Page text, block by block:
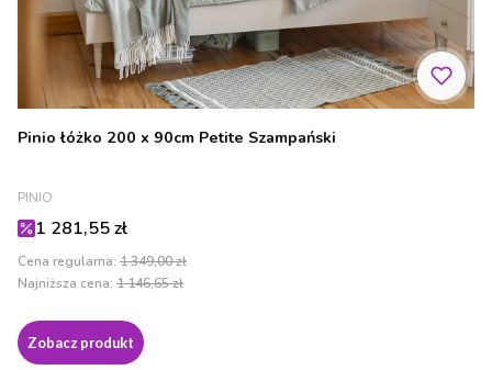
Pinio łóżko 200 x 90cm Petite Szampański
PRODUCENT
PINIO
Cena promocyjna
1 281,55 zł
Cena regularna: 1 349,00 zł
Najniższa cena: 1 146,65 zł
Zobacz produkt